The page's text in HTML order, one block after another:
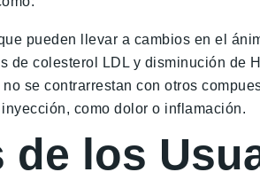
pueden llevar a cambios en el
de colesterol LDL y disminución de
se contrarrestan con otros
como dolor o inflamación.
de los